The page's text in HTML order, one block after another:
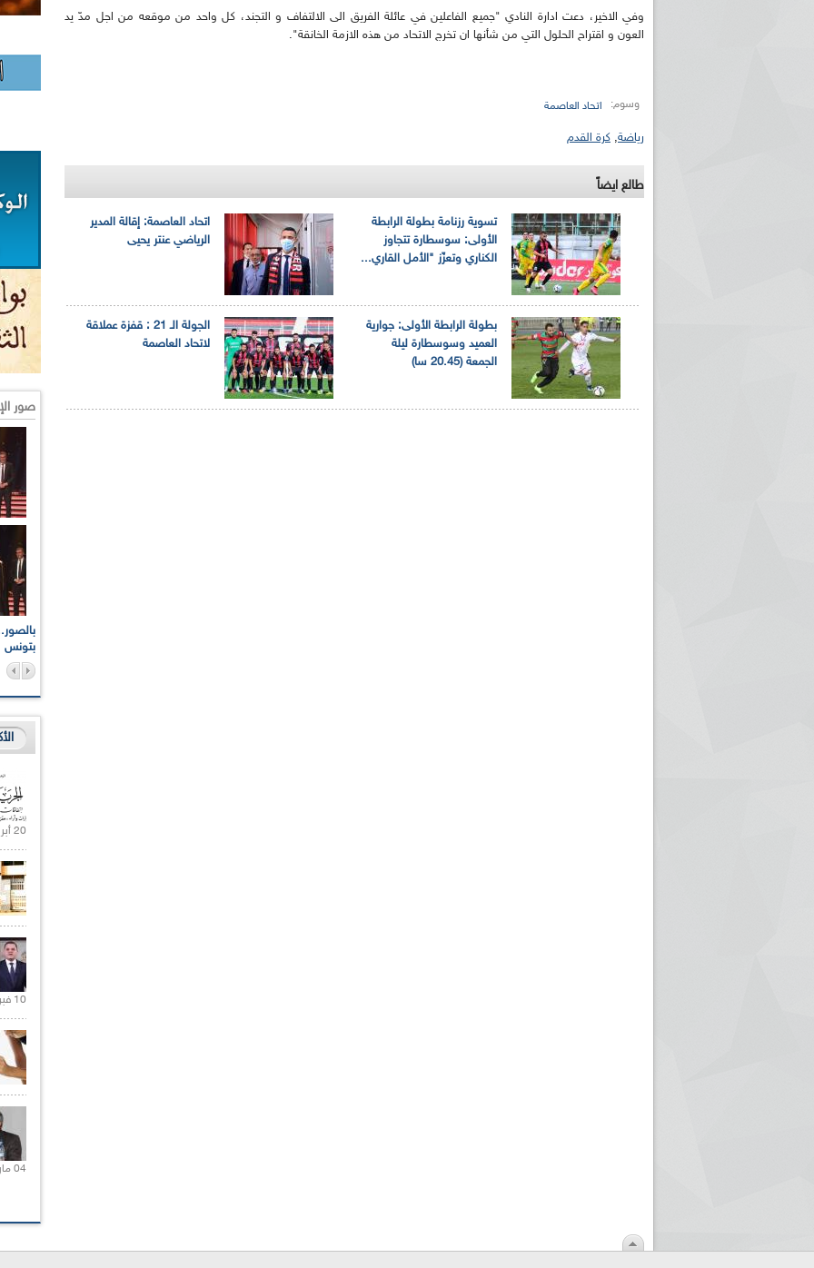
وفي الاخير، دعت ادارة النادي "جميع الفاعلين في عائلة الفريق الى الالتفاف و التجند، كل واحد من موقعه من اجل مدّ يد
العون و اقتراح الحلول التي من شأنها ان تخرج الاتحاد من هذه الازمة الخانقة".
وسوم: اتحاد العاصمة
رياضة, كرة القدم
طالع ايضاً
اتحاد العاصمة: إقالة المدير
الرياضي عنتر يحيى
تسوية رزنامة بطولة الرابطة
الأولى: سوسطارة تتجاوز
الكناري وتعزّز "الأمل القاري...
الجولة الـ 21 : قفزة عملاقة
لاتحاد العاصمة
بطولة الرابطة الأولى: جوارية
العميد وسوسطارة ليلة
الجمعة (20.45 سا)
صور
بتونس
20 أبريل 2021 |
10 فبراير 2021 |
04 مارس 2020 |